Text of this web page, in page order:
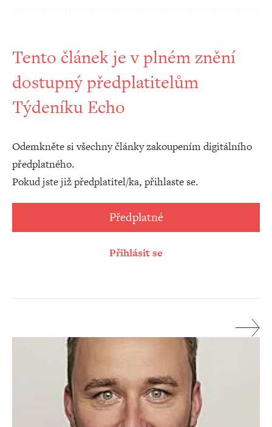
Tento článek je v plném znění
dostupný předplatitelům
Týdeníku Echo
Odemkněte si všechny články zakoupením digitálního
předplatného.
Pokud jste již předplatitel/ka, přihlaste se.
Předplatné
Přihlásit se